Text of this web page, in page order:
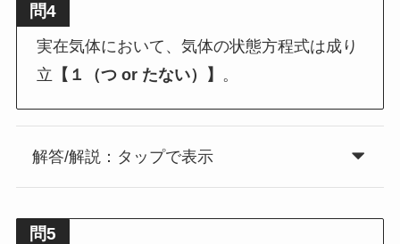
問4
実在気体において、気体の状態方程式は成り
立 【１ （つ or たない） 】 。
解答/解説：タップで表示
問5